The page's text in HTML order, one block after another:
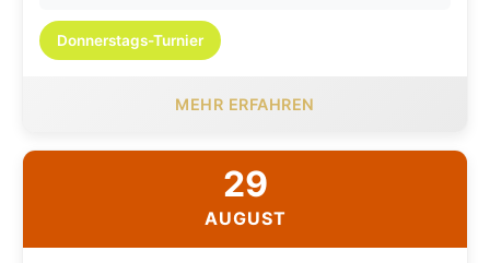
Donnerstags-Turnier
MEHR ERFAHREN
29
AUGUST